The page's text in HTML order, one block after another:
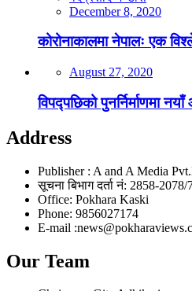
December 8, 2020
कोरोनाकालमा नेपालः एक
August 27, 2020
विपद्पछिको पुनर्निर्माणमा
Address
Publisher : A and A Media
सूचना बिभाग दर्ता नं: 2858-2078/
Office: Pokhara Kaski
Phone: 9856027174
E-mail
Our Team